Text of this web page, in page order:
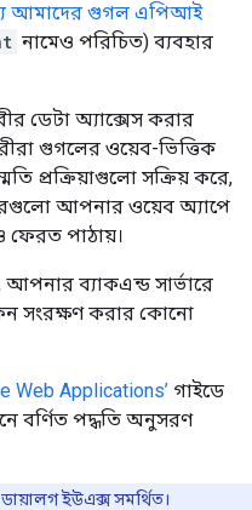
আমাদের গুগল এপিআই
নামেও পরিচিত) ব্যবহার
ডেটা অ্যাক্সেস করার
গুগলের ওয়েব-ভিত্তিক
প্রক্রিয়াগুলো সক্রিয় করে,
আপনার ওয়েব অ্যাপে
ফেরত পাঠায়।
ব্যাকএন্ড সার্ভারে
সংরক্ষণ করার কোনো
Web Applications’ গাইডে
বর্ণিত পদ্ধতি অনুসরণ
ইউএক্স সমর্থিত।